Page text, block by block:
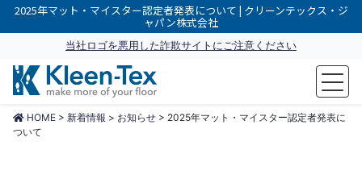
2025年マット・マイスター認定者発表について | クリーンテックス・ジ
ャパン株式会社
当社ロゴを悪用した詐欺サイトにご注意ください
make more of your floor
HOME > 新着情報 > お知らせ > 2025年マット・マイスター認定者発表に
ついて